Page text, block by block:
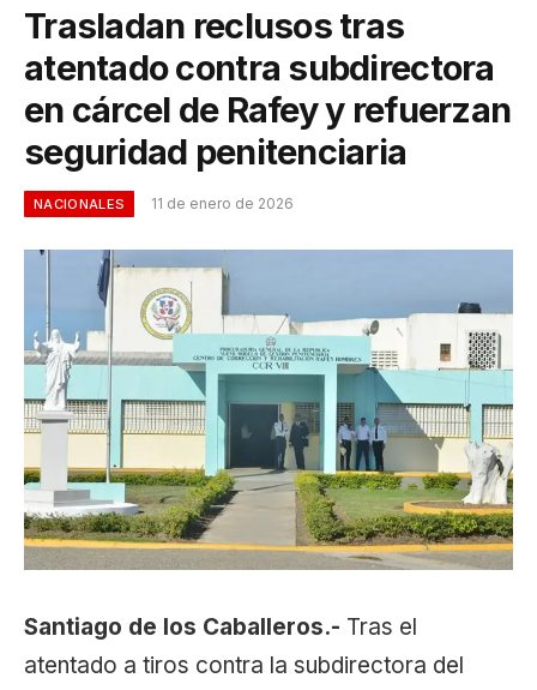
Trasladan reclusos tras
atentado contra subdirectora
en cárcel de Rafey y refuerzan
seguridad penitenciaria
NACIONALES 11 de enero de 2026
Santiago de los Caballeros.- Tras el
atentado a tiros contra la subdirectora del